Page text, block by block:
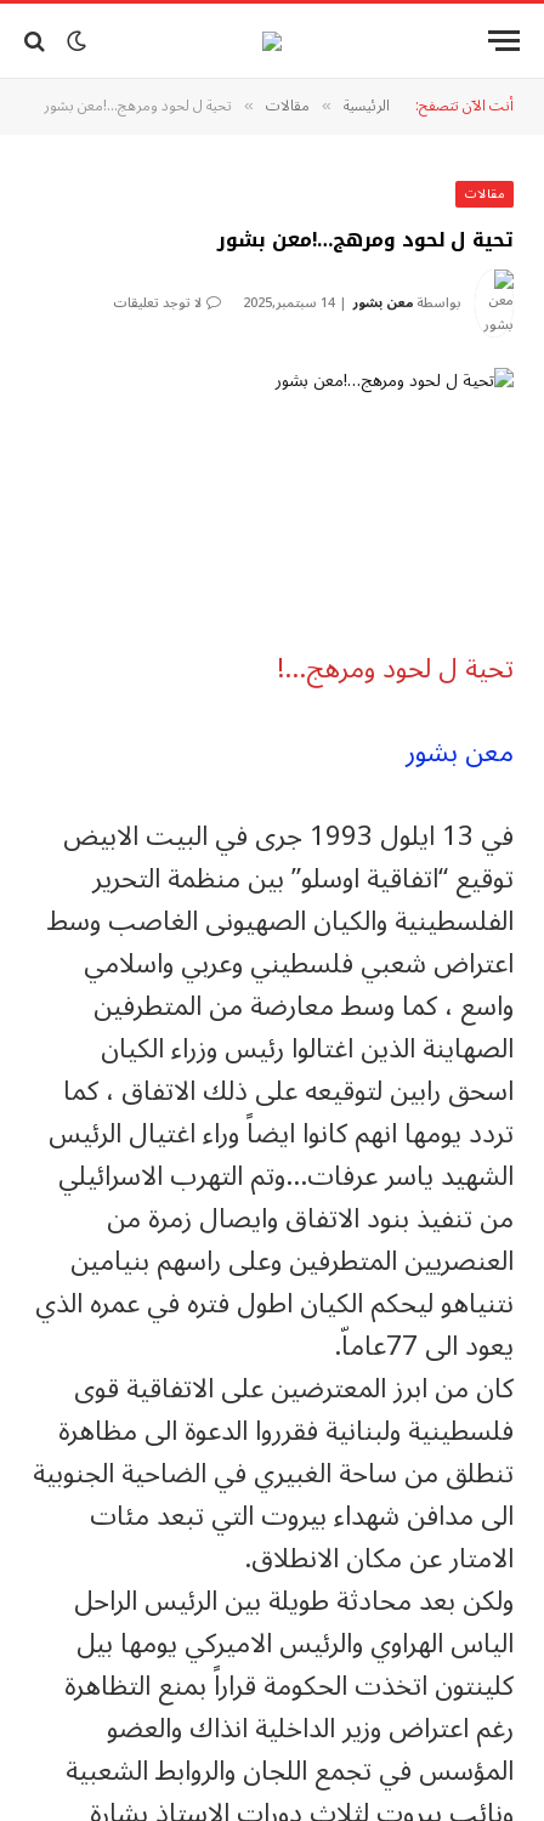
أنت الآن تتصفح: الرئيسية » مقالات » تحية ل لحود ومرهج…!معن بشور
مقالات
تحية ل لحود ومرهج…!معن بشور
بواسطةمعن بشور 14 سبتمبر,2025 لا توجد تعليقات
تحية ل لحود ومرهج…!
معن بشور
في 13 ايلول 1993 جرى في البيت الابيض
توقيع “اتفاقية اوسلو” بين منظمة التحرير
الفلسطينية والكيان الصهيونى الغاصب وسط
اعتراض شعبي فلسطيني وعربي واسلامي
واسع ، كما وسط معارضة من المتطرفين
الصهاينة الذين اغتالوا رئيس وزراء الكيان
اسحق رابين لتوقيعه على ذلك الاتفاق ، كما
تردد يومها انهم كانوا ايضاً وراء اغتيال الرئيس
الشهيد ياسر عرفات…وتم التهرب الاسرائيلي
من تنفيذ بنود الاتفاق وايصال زمرة من
العنصريين المتطرفين وعلى راسهم بنيامين
نتنياهو ليحكم الكيان اطول فتره في عمره الذي
يعود الى 77عاماّ.
كان من ابرز المعترضين على الاتفاقية قوى
فلسطينية ولبنانية فقرروا الدعوة الى مظاهرة
تنطلق من ساحة الغبيري في الضاحية الجنوبية
الى مدافن شهداء بيروت التي تبعد مئات
الامتار عن مكان الانطلاق.
ولكن بعد محادثة طويلة بين الرئيس الراحل
الياس الهراوي والرئيس الاميركي يومها بيل
كلينتون اتخذت الحكومة قراراً بمنع التظاهرة
رغم اعتراض وزير الداخلية انذاك والعضو
المؤسس في تجمع اللجان والروابط الشعبية